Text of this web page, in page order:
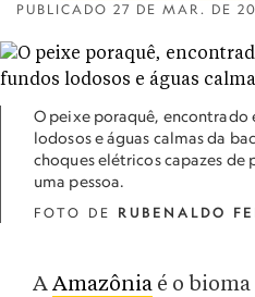
PUBLICADO 27 DE MAR. DE
O peixe poraquê, encontrado
lodosos e águas calmas da
choques elétricos capazes de
uma pessoa.
FOTO DE RUBENALDO
AAmazônia é o